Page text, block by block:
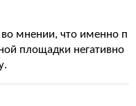
во мнении, что именно п
площадки негативно